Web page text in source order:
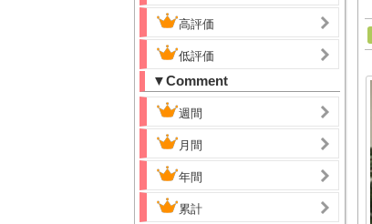
高評価
低評価
▼Comment
週間
月間
年間
累計